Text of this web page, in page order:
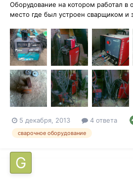
Оборудование на котором работал в
место где был устроен сварщиком и
denyo dwl-400esw, полуавтомат от
последстви купленые линкольны
5 декабря, 2013 4 ответа
сварочное оборудование